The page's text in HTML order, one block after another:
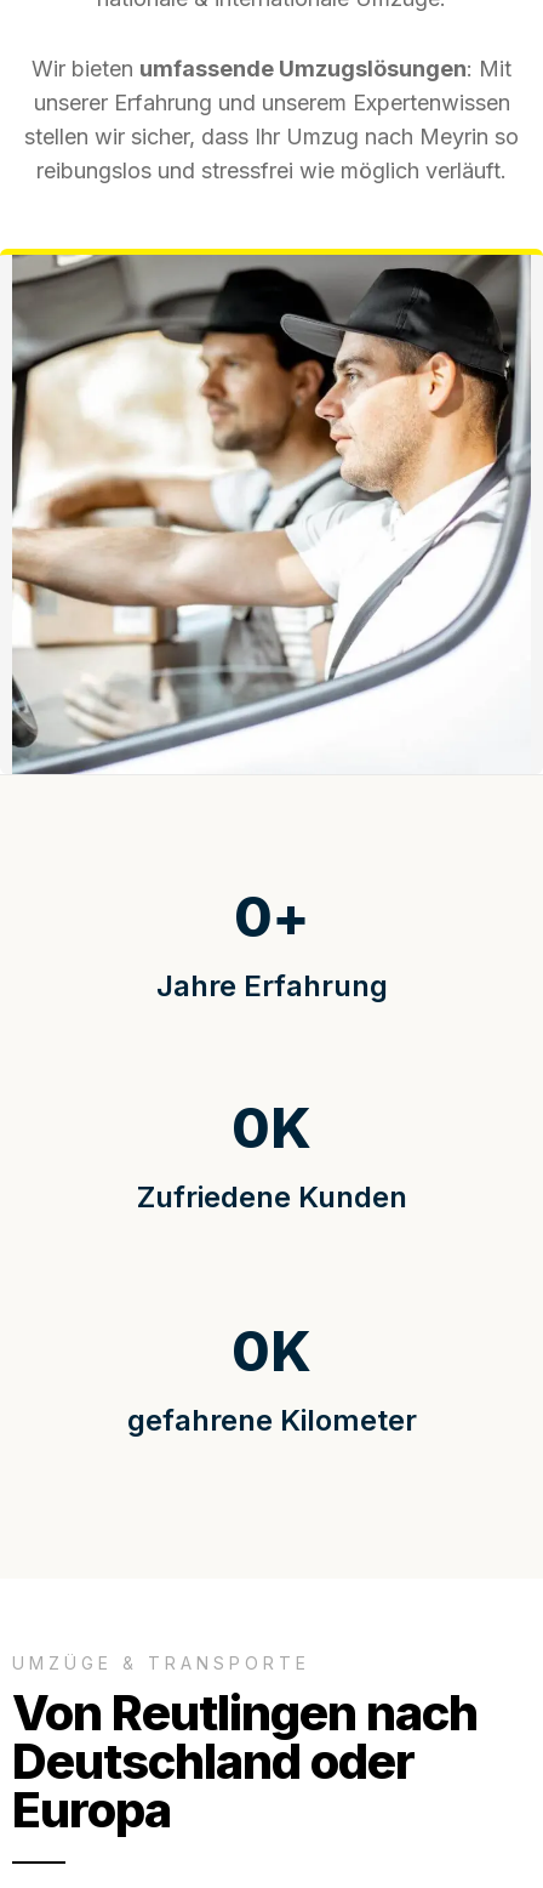
Wir bieten umfassende Umzugslösungen: Mit
unserer Erfahrung und unserem Expertenwissen
stellen wir sicher, dass Ihr Umzug nach Meyrin so
reibungslos und stressfrei wie möglich verläuft.
Jahre Erfahrung
0+
Zufriedene Kunden
0K
gefahrene Kilometer
0K
UMZÜGE & TRANSPORTE
Von Reutlingen nach
Deutschland oder
Europa